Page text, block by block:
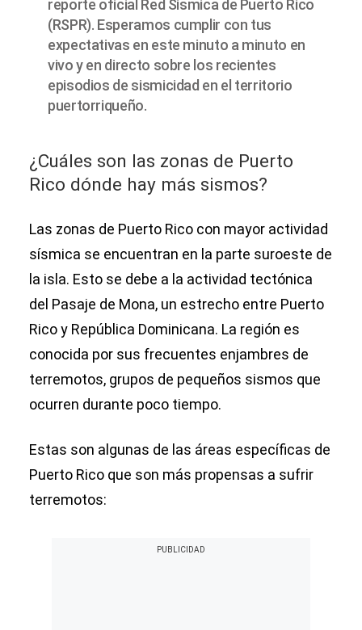
reporte oficial Red Sísmica de Puerto Rico
(RSPR). Esperamos cumplir con tus
expectativas en este minuto a minuto en
vivo y en directo sobre los recientes
episodios de sismicidad en el territorio
puertorriqueño.
¿Cuáles son las zonas de Puerto
Rico dónde hay más sismos?
Las zonas de Puerto Rico con mayor actividad
sísmica se encuentran en la parte suroeste de
la isla. Esto se debe a la actividad tectónica
del Pasaje de Mona, un estrecho entre Puerto
Rico y República Dominicana. La región es
conocida por sus frecuentes enjambres de
terremotos, grupos de pequeños sismos que
ocurren durante poco tiempo.
Estas son algunas de las áreas específicas de
Puerto Rico que son más propensas a sufrir
terremotos: